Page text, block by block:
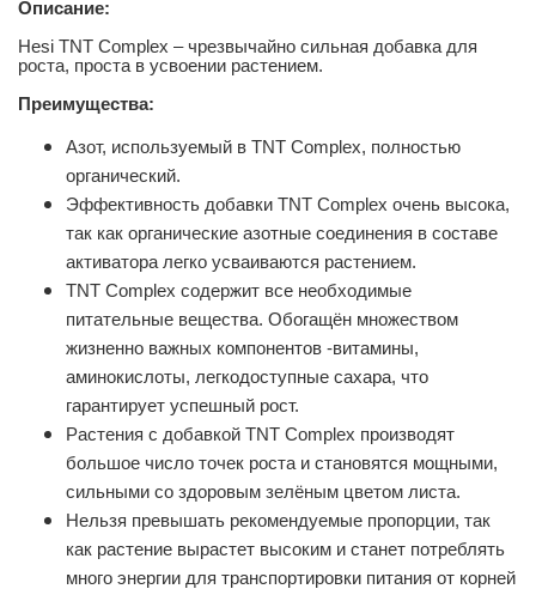
Описание:
Hesi TNT Complex – чрезвычайно сильная добавка для
роста, проста в усвоении растением.
Преимущества:
Азот, используемый в TNT Complex, полностью
органический.
Эффективность добавки TNT Complex очень высока,
так как органические азотные соединения в составе
активатора легко усваиваются растением.
TNT Complex содержит все необходимые
питательные вещества. Обогащён множеством
жизненно важных компонентов -витамины,
аминокислоты, легкодоступные сахара, что
гарантирует успешный рост.
Растения с добавкой TNT Compleх производят
большое число точек роста и становятся мощными,
сильными со здоровым зелёным цветом листа.
Нельзя превышать рекомендуемые пропорции, так
как растение вырастет высоким и станет потреблять
много энергии для транспортировки питания от корней